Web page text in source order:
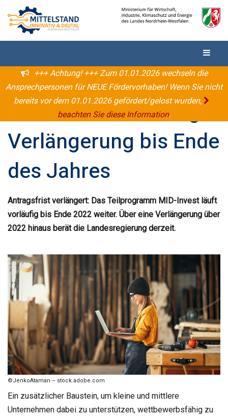
+++ Achtung! +++ Zum 01.01.2026 wechseln die
Ansprechpersonen für NEUE Fördervorhaben! Wenn Sie nicht
bereits vor dem 01.01.2026 gefördert/gelost wurden,
beachten Sie diese Information.
09.08.2022 MID-Invest
MID-Invest: vorläufige
Verlängerung bis Ende
des Jahres
Antragsfrist verlängert: Das Teilprogramm MID-Invest läuft
vorläufig bis Ende 2022 weiter. Über eine Verlängerung über
2022 hinaus berät die Landesregierung derzeit.
©JenkoAtaman – stock.adobe.com
Ein zusätzlicher Baustein, um kleine und mittlere
Unternehmen dabei zu unterstützen, wettbewerbsfähig zu